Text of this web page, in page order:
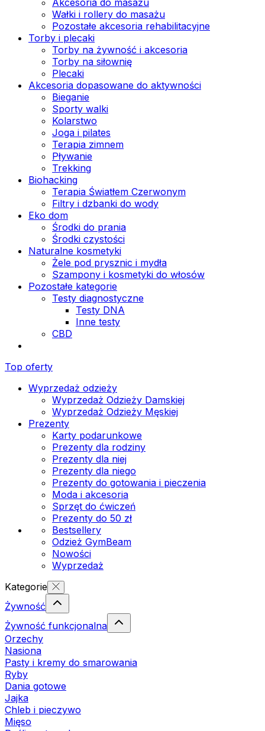
Wałki i rollery do masażu
Pozostałe akcesoria rehabilitacyjne
Torby i plecaki
Torby na żywność i akcesoria
Torby na siłownię
Plecaki
Akcesoria dopasowane do aktywności
Bieganie
Sporty walki
Kolarstwo
Joga i pilates
Terapia zimnem
Pływanie
Trekking
Biohacking
Terapia Światłem Czerwonym
Filtry i dzbanki do wody
Eko dom
Środki do prania
Środki czystości
Naturalne kosmetyki
Żele pod prysznic i mydła
Szampony i kosmetyki do włosów
Pozostałe kategorie
Testy diagnostyczne
Testy DNA
Inne testy
CBD
Top oferty
Wyprzedaż odzieży
Wyprzedaż Odzieży Damskiej
Wyprzedaż Odzieży Męskiej
Prezenty
Karty podarunkowe
Prezenty dla rodziny
Prezenty dla niej
Prezenty dla niego
Prezenty do gotowania i pieczenia
Moda i akcesoria
Sprzęt do ćwiczeń
Prezenty do 50 zł
Bestsellery
Odzież GymBeam
Nowości
Wyprzedaż
Kategorie
Żywność
Żywność funkcjonalna
Orzechy
Nasiona
Pasty i kremy do smarowania
Ryby
Dania gotowe
Jajka
Chleb i pieczywo
Mięso